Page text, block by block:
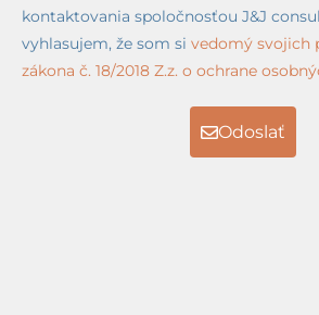
kontaktovania spoločnosťou J&J
vyhlasujem, že som si vedomý svojich
zákona č. 18/2018 Z.z. o ochrane
Odoslať